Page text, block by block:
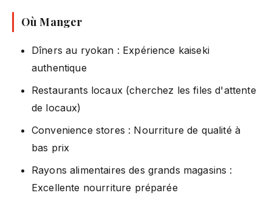
Où Manger
Dîners au ryokan : Expérience kaiseki
authentique
Restaurants locaux (cherchez les files d'attente
de locaux)
Convenience stores : Nourriture de qualité à
bas prix
Rayons alimentaires des grands magasins :
Excellente nourriture préparée